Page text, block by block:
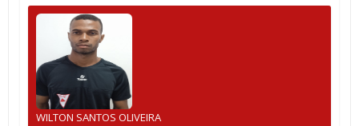
WILTON SANTOS OLIVEIRA